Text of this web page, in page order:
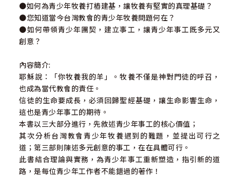
●如何為青少年牧養打樁建基，讓牧養有堅實的真理基礎？
●您知道當今台灣教會的青少年牧養問題何在？
●如何帶領青少年團契，建立事工，讓青少年事工既多元又
創意？
內容簡介:
耶穌說：「你牧養我的羊」。牧養不僅是神對門徒的呼召，
也成為當代教會的責任。
信徒的生命要成長，必須回歸聖經基礎，讓生命影響生命，
這也是青少年事工的期待。
本書以三大部分進行，先敘述青少年事工的核心價值；
其次分析台灣教會青少年牧養遇到的難題，並提出可行之
道；第三部則陳述多元創意的事工，在在具體可行。
此書結合理論與實務，為青少年事工重新塑造，指引新的道
路，是每位青少年工作者不能錯過的著作！